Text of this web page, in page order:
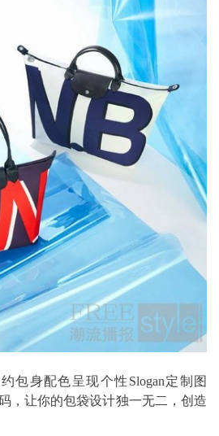
包身配色呈现个性Slogan定制图
，让你的包袋设计独一无二，创造